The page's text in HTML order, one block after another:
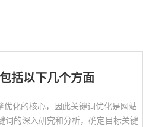
括以下几个方面
化的核心，因此关键词优化是网站
词的深入研究和分析，确定目标关键